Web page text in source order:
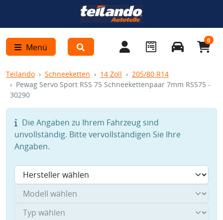
Menü
0
Teilando Schneeketten 14 Zoll
205/80 R14
Pewag Servo Sport RSS 75 Schneekettenpaar 7mm RSS75 -
30290
Die Angaben zu Ihrem Fahrzeug sind
unvollständig. Bitte vervollständigen Sie Ihre
Angaben.